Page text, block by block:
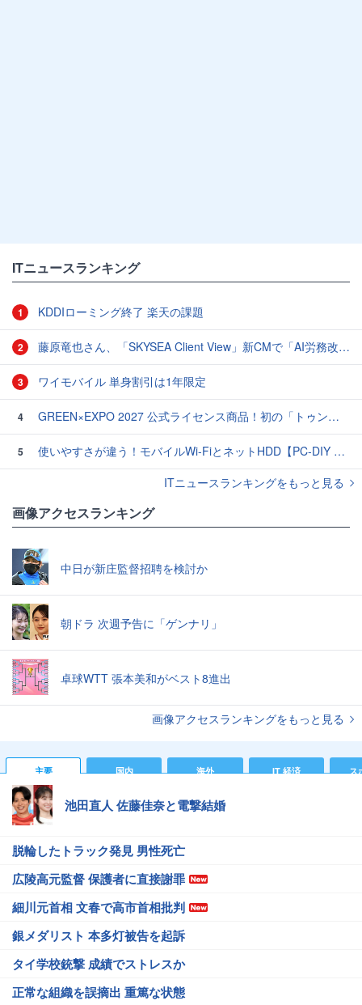
ITニュースランキング
1 KDDIローミング終了 楽天の課題
2 藤原竜也さん、「SKYSEA Client View」新CMで「AI労務改善」をアピール 働き方をAIが分析したら「すぐに休んで」と言われる？
3 ワイモバイル 単身割引は1年限定
4 GREEN×EXPO 2027 公式ライセンス商品！初の「トゥンクトゥンク」公式LINEスタンプ、販売開始
5
使いやすさが違う！モバイルWi-FiとネットHDD【PC-DIY 秋の陣】
ITニュースランキングをもっと見る
画像アクセスランキング
中日が新庄監督招聘を検討か
朝ドラ 次週予告に「ゲンナリ」
卓球WTT 張本美和がベスト8進出
画像アクセスランキングをもっと見る
主要 国内 海外 IT 経済 ス
池田直人 佐藤佳奈と電撃結婚
脱輪したトラック発見 男性死亡
広陵高元監督 保護者に直接謝罪
細川元首相 文春で高市首相批判
銀メダリスト 本多灯被告を起訴
タイ学校銃撃 成績でストレスか
正常な組織を誤摘出 重篤な状態